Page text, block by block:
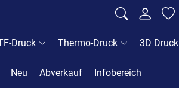
Druck Thermo-Druck 3D Druck
Neu Abverkauf Infobereich